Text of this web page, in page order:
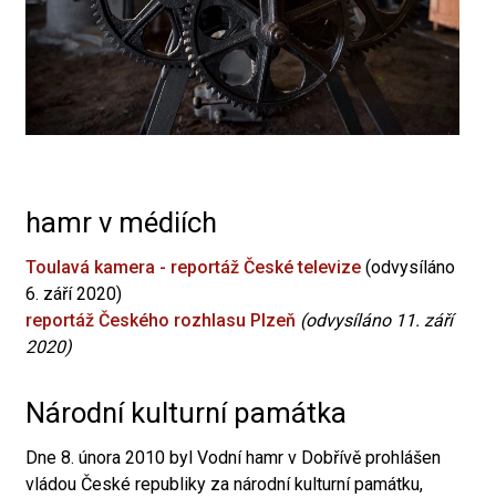
hamr v médiích
Toulavá kamera - reportáž České televize (odvysíláno
6. září 2020)
reportáž Českého rozhlasu Plzeň (odvysíláno 11. září
2020)
Národní kulturní památka
Dne 8. února 2010 byl Vodní hamr v Dobřívě prohlášen
vládou České republiky za národní kulturní památku,